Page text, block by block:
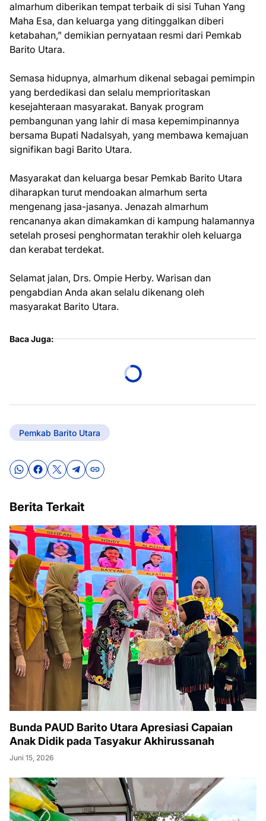
almarhum diberikan tempat terbaik di sisi Tuhan Yang
Maha Esa, dan keluarga yang ditinggalkan diberi
ketabahan,” demikian pernyataan resmi dari Pemkab
Barito Utara.
Semasa hidupnya, almarhum dikenal sebagai pemimpin
yang berdedikasi dan selalu memprioritaskan
kesejahteraan masyarakat. Banyak program
pembangunan yang lahir di masa kepemimpinannya
bersama Bupati Nadalsyah, yang membawa kemajuan
signifikan bagi Barito Utara.
Masyarakat dan keluarga besar Pemkab Barito Utara
diharapkan turut mendoakan almarhum serta
mengenang jasa-jasanya. Jenazah almarhum
rencananya akan dimakamkan di kampung halamannya
setelah prosesi penghormatan terakhir oleh keluarga
dan kerabat terdekat.
Selamat jalan, Drs. Ompie Herby. Warisan dan
pengabdian Anda akan selalu dikenang oleh
masyarakat Barito Utara.
Baca Juga:
Pemkab Barito Utara
Berita Terkait
Bunda PAUD Barito Utara Apresiasi Capaian
Anak Didik pada Tasyakur Akhirussanah
Juni 15, 2026